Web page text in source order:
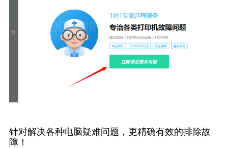
针对解决各种电脑疑难问题，更精确有效的排除故
障！